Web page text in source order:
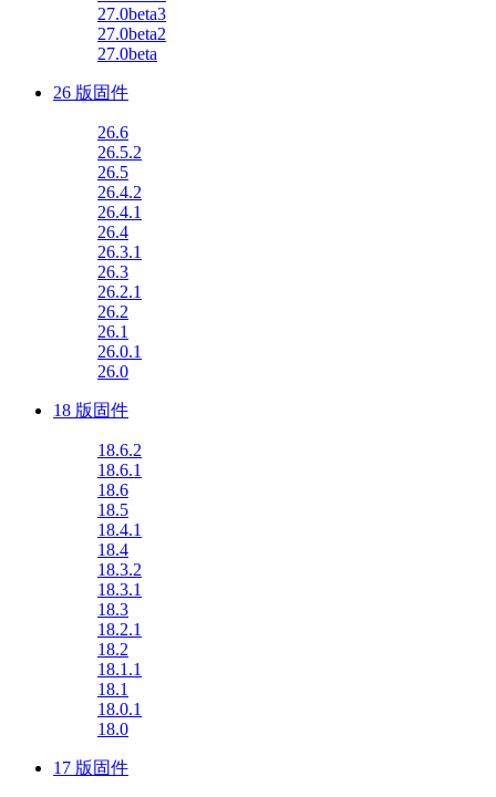
27.0beta3
27.0beta2
27.0beta
26 版固件
26.6
26.5.2
26.5
26.4.2
26.4.1
26.4
26.3.1
26.3
26.2.1
26.2
26.1
26.0.1
26.0
18 版固件
18.6.2
18.6.1
18.6
18.5
18.4.1
18.4
18.3.2
18.3.1
18.3
18.2.1
18.2
18.1.1
18.1
18.0.1
18.0
17 版固件